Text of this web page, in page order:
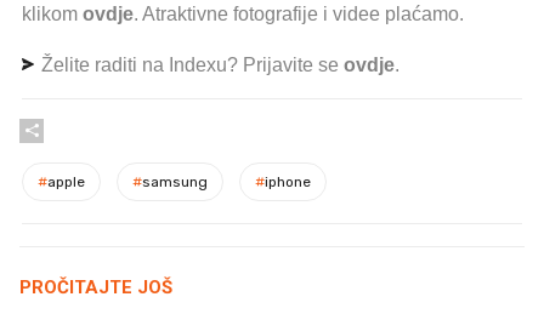
klikom ovdje. Atraktivne fotografije i videe plaćamo.
Želite raditi na Indexu? Prijavite se ovdje.
#apple #samsung #iphone
PROČITAJTE JOŠ